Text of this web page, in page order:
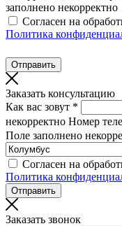
заполнено некорректно
Согласен на
Политика
Заказать консультацию
Как вас зовут *
некорректно Номер
Поле заполнено
Согласен на
Политика
Заказать звонок